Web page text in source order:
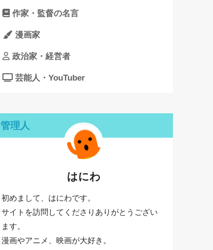
作家・監督の名言
漫画家
政治家・経営者
芸能人・YouTuber
管理人
はにわ
初めまして、はにわです。
サイトを訪問してくださりありがとうござい
ます。
漫画やアニメ、映画が大好き。